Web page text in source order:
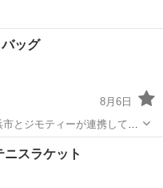
ッグ
8月6日
まだ使えるものをリユース
スラケット